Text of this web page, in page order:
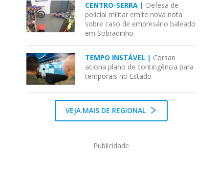
CENTRO-SERRA | Defesa de
policial militar emite nova nota
sobre caso de empresário baleado
em Sobradinho
TEMPO INSTÁVEL | Corsan
aciona plano de contingência para
temporais no Estado
VEJA MAIS DE REGIONAL
Publicidade